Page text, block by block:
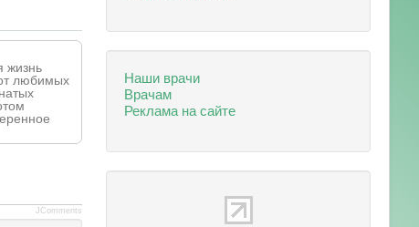
жизнь
любимых
JComments
Наши врачи
Врачам
Реклама на сайте